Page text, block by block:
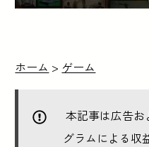
ホーム > ゲーム
本記事は広告お
グラムによる収